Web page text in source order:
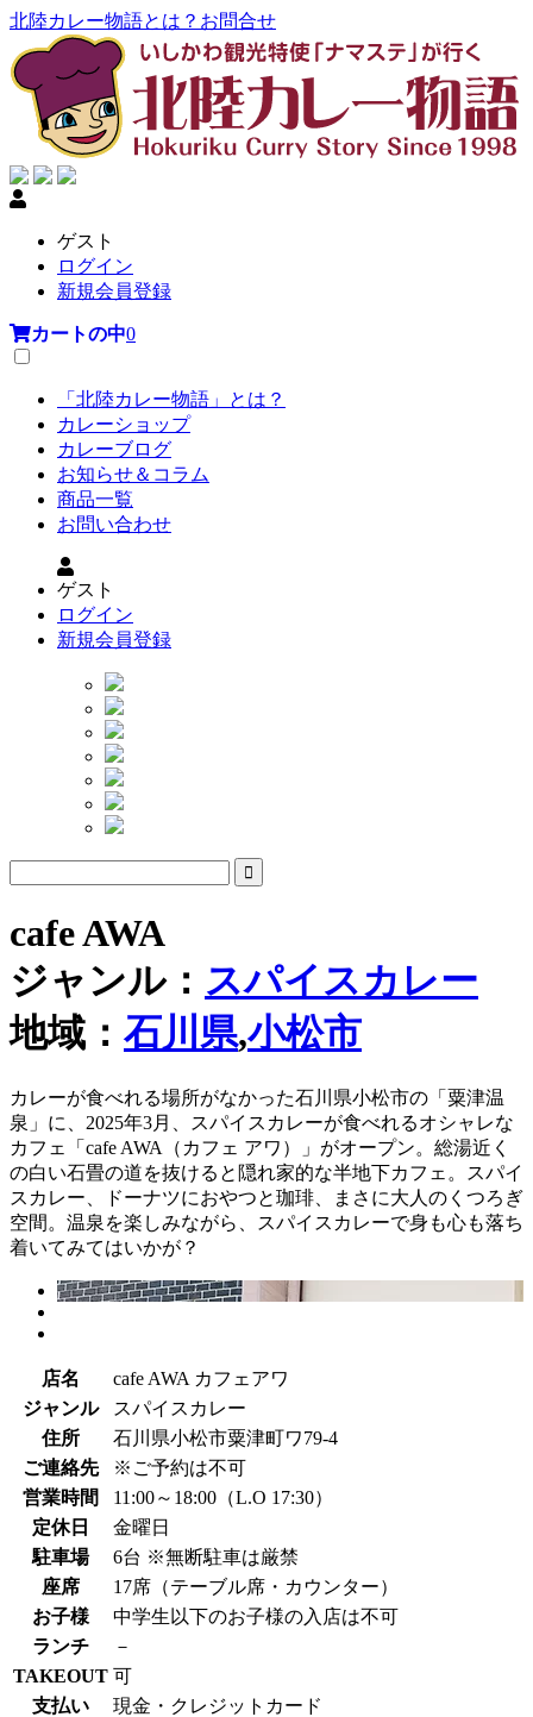
北陸カレー物語とは？ お問合せ
ゲスト
ログイン
新規会員登録
カートの中0
「北陸カレー物語」とは？
カレーショップ
カレーブログ
お知らせ＆コラム
商品一覧
お問い合わせ
ゲスト
ログイン
新規会員登録
cafe AWA
ジャンル： スパイスカレー
地域： 石川県,小松市
カレーが食べれる場所がなかった石川県小松市の「粟津温
泉」に、2025年3月、スパイスカレーが食べれるオシャレな
カフェ「cafe AWA（カフェ アワ）」がオープン。総湯近く
の白い石畳の道を抜けると隠れ家的な半地下カフェ。スパイ
スカレー、ドーナツにおやつと珈琲、まさに大人のくつろぎ
空間。温泉を楽しみながら、スパイスカレーで身も心も落ち
着いてみてはいかが？
店名
cafe AWA カフェアワ
ジャンル
スパイスカレー
住所
石川県小松市粟津町ワ79-4
ご連絡先
※ご予約は不可
営業時間
11:00～18:00（L.O 17:30）
定休日
金曜日
駐車場
6台 ※無断駐車は厳禁
座席
17席（テーブル席・カウンター）
お子様
中学生以下のお子様の入店は不可
ランチ
－
TAKEOUT 可
支払い
現金・クレジットカード